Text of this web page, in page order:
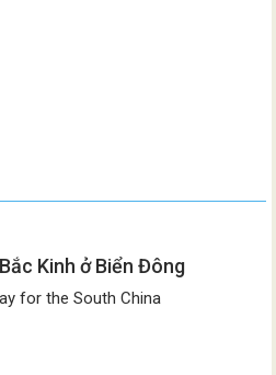
Kinh ở Biển Đông
for the South China